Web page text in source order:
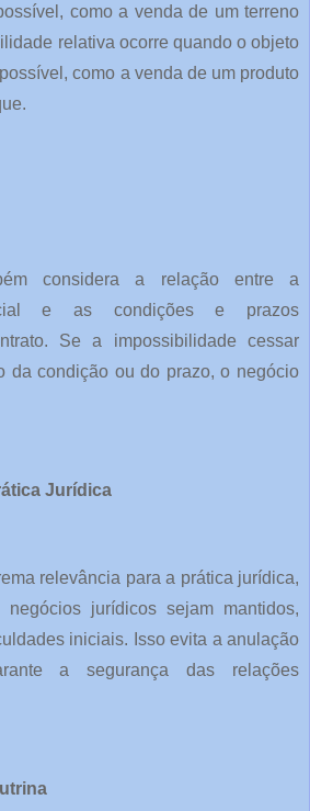
como a venda de um terreno
relativa ocorre quando o objeto
como a venda de um produto
considera a relação entre a
e as condições e prazos
Se a impossibilidade cessar
da condição ou do prazo, o negócio
Jurídica
relevância para a prática jurídica,
jurídicos sejam mantidos,
iniciais. Isso evita a anulação
a segurança das relações